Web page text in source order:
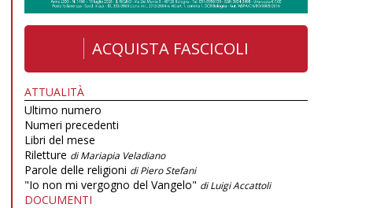
ACQUISTA FASCICOLI
ATTUALITÀ
Ultimo numero
Numeri precedenti
Libri del mese
Riletture di Mariapia Veladiano
Parole delle religioni di Piero Stefani
"Io non mi vergogno del Vangelo" di Luigi Accattoli
DOCUMENTI